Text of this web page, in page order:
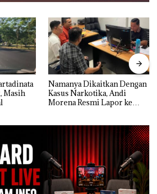
Masih
Namanya Dikaitkan Dengan
Kasus Narkotika, Andi
Morena Resmi Lapor ke